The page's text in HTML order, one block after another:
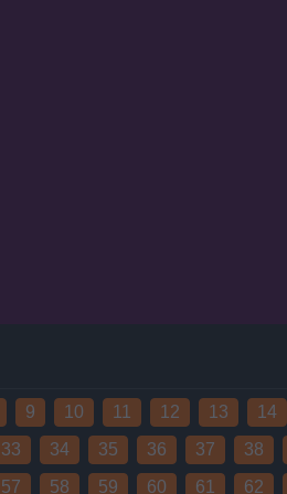
9 10 11 12 13 14
33 34 35 36 37 38
57 58 59 60 61 62